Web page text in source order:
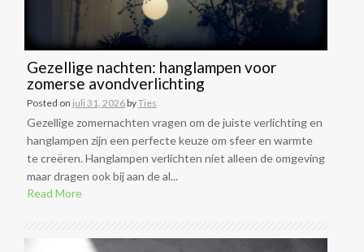
Gezellige nachten: hanglampen voor
zomerse avondverlichting
Posted on juli 31, 2026byTies
Gezellige zomernachten vragen om de juiste verlichting en
hanglampen zijn een perfecte keuze om sfeer en warmte
te creëren. Hanglampen verlichten niet alleen de omgeving
maar dragen ook bij aan de al...
Read More